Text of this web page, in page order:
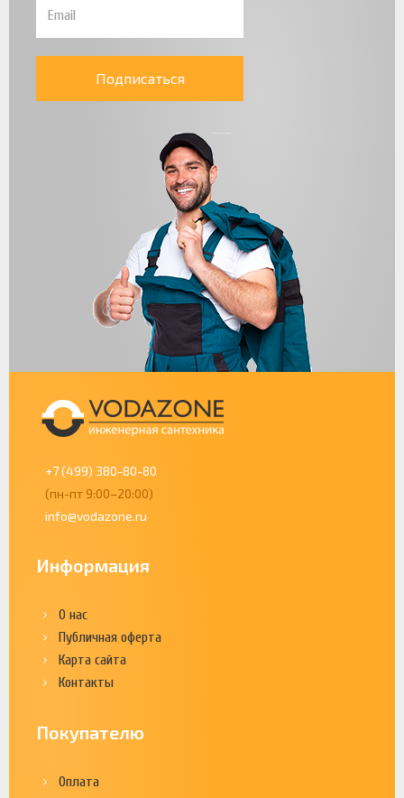
Подписаться
+7 (499) 380-80-80
(пн-пт 9:00–20:00)
info@vodazone.ru
Информация
О нас
Публичная оферта
Карта сайта
Контакты
Покупателю
Оплата